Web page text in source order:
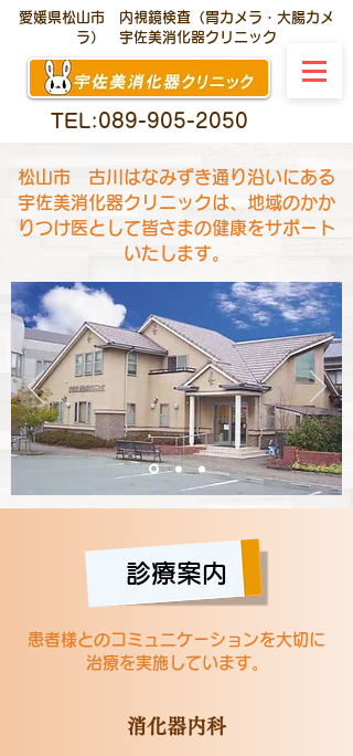
TEL:089-905-2050
愛媛県松山市 内視鏡検査（胃カメラ・大腸カメ
ラ） 宇佐美消化器クリニック
松山市 古川はなみずき通り沿いにある
宇佐美消化器クリニックは、地域のかか
りつけ医として皆さまの健康をサポート
いたします。
診療案内
患者様とのコミュニケーションを大切に
治療を実施しています。
消化器内科